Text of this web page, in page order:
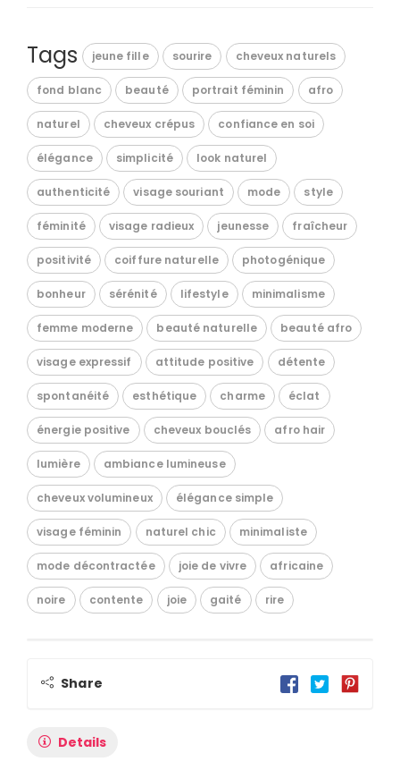
Tags jeune fille sourire cheveux naturels
fond blanc beauté portrait féminin afro
naturel cheveux crépus confiance en soi
élégance simplicité look naturel
authenticité visage souriant mode style
féminité visage radieux jeunesse fraîcheur
positivité coiffure naturelle photogénique
bonheur sérénité lifestyle minimalisme
femme moderne beauté naturelle beauté afro
visage expressif attitude positive détente
spontanéité esthétique charme éclat
énergie positive cheveux bouclés afro hair
lumière ambiance lumineuse
cheveux volumineux élégance simple
visage féminin naturel chic minimaliste
mode décontractée joie de vivre africaine
noire contente joie gaité rire
Share
Details